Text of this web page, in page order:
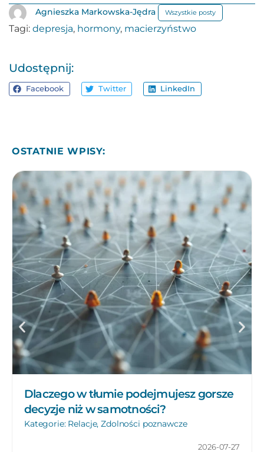
Agnieszka Markowska-Jędra Wszystkie posty
Tagi: depresja, hormony, macierzyństwo
Udostępnij:
Facebook Twitter LinkedIn
OSTATNIE WPISY:
Dlaczego w tłumie podejmujesz gorsze
decyzje niż w samotności?
Kategorie: Relacje,Zdolności poznawcze
2026-07-27